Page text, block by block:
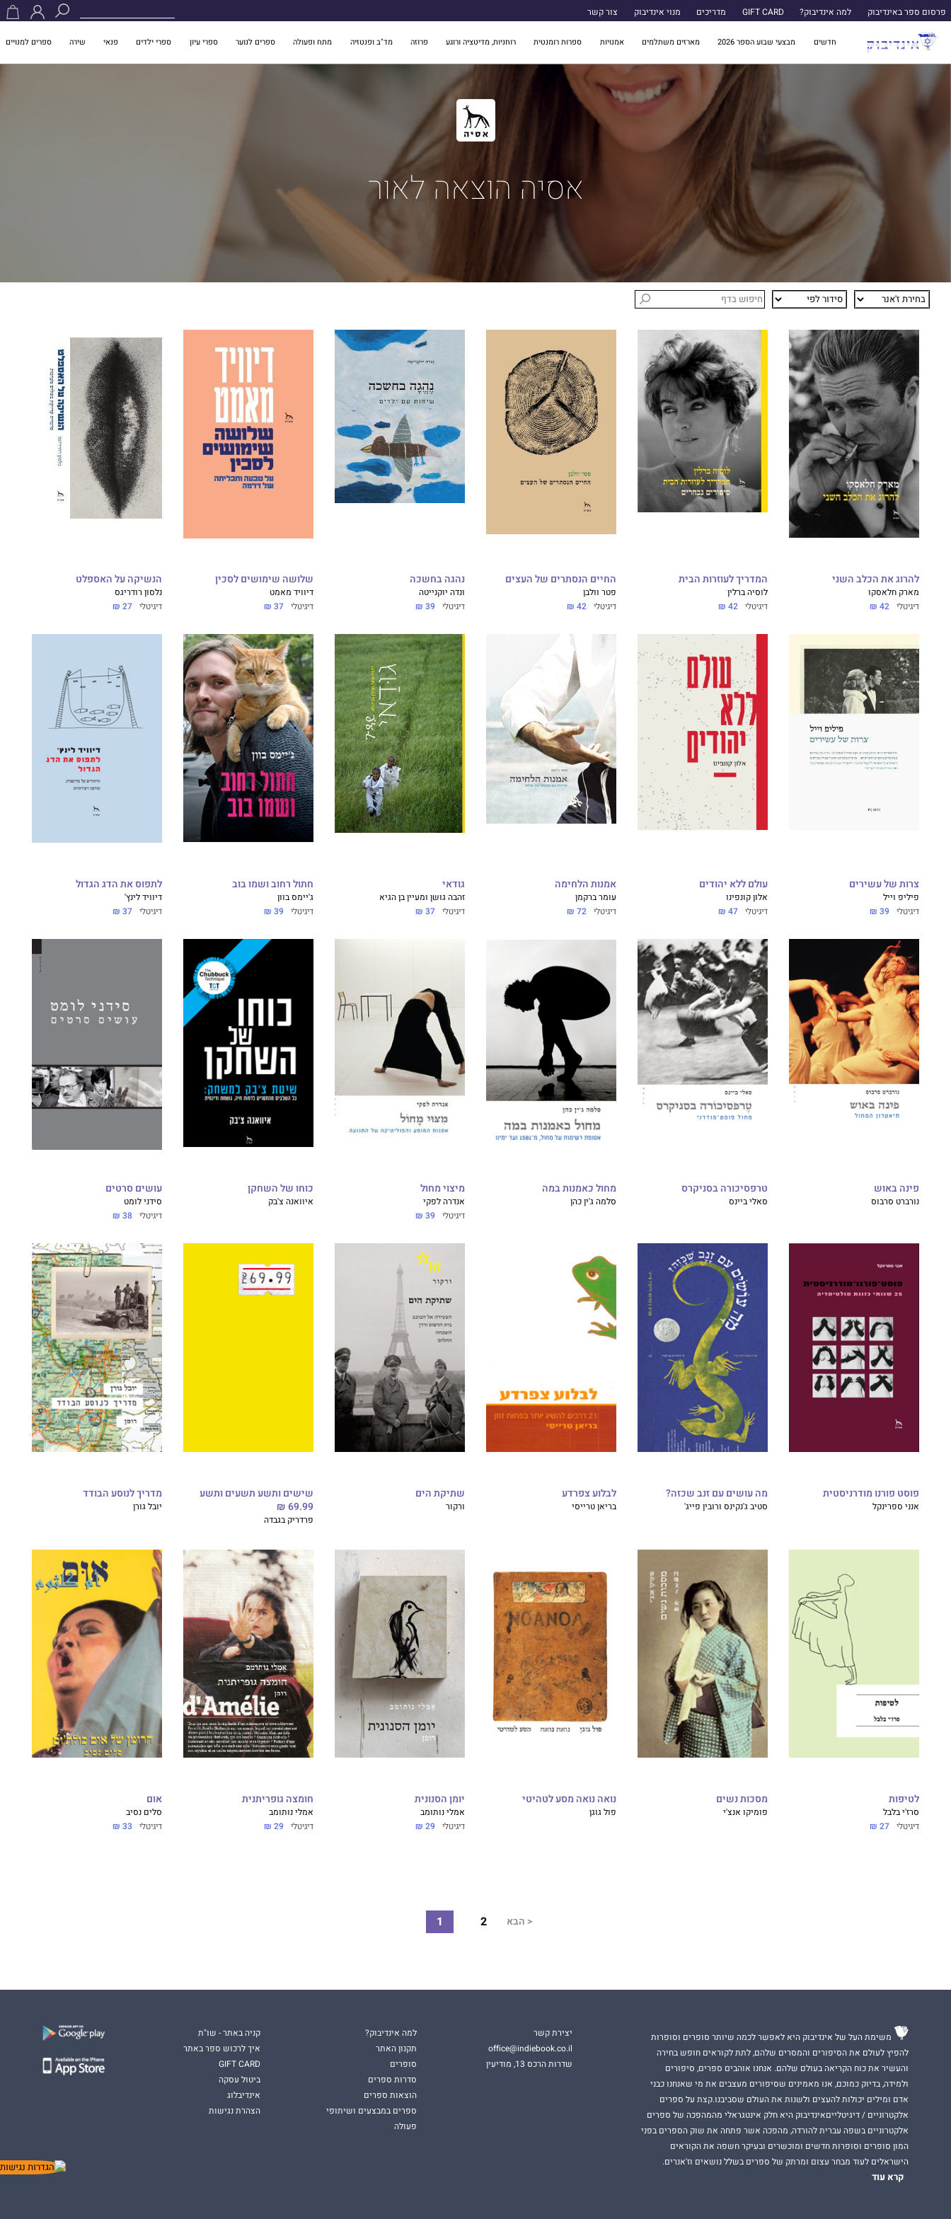
פרסום ספר באינדיבוק למה אינדיבוק? GIFT CARD מדריכים מנוי אינדיבוק צור קשר
חדשים מבצעי שבוע הספר 2026 מארזים משתלמים אמנויות ספרות רומנטית רוחניות, מדיטציה ורוגע פרוזה מד"ב ופנטזיה מתח ופעולה ספרים לנוער ספרי עיון ספרי ילדים פנאי שירה ספרים למנויים
אסיה הוצאה לאור
להרוג את הכלב השני
מארק חלאסקו
דיגיטלי 42 ₪
המדריך לעוזרות הבית
לוסיה ברלין
דיגיטלי 42 ₪
החיים הנסתרים של העצים
פטר וולבן
דיגיטלי 42 ₪
נהגה בחשכה
ונדה יוקנייטה
דיגיטלי 39 ₪
שלושה שימושים לסכין
דיוויד מאמט
דיגיטלי 37 ₪
הנשיקה על האספלט
נלסון רודריגס
דיגיטלי 27 ₪
צרות של עשירים
פיליפ וייל
דיגיטלי 39 ₪
עולם ללא יהודים
אלון קונפינו
דיגיטלי 47 ₪
אמנות הלחימה
עומר ברקמן
דיגיטלי 72 ₪
גודאי
זהבה גושן ומעיין בן הגיא
דיגיטלי 37 ₪
חתול רחוב ושמו בוב
ג'יימס בוון
דיגיטלי 39 ₪
לתפוס את הדג הגדול
דיוויד לינץ'
דיגיטלי 37 ₪
פינה באוש
נורברט סרבוס
טרפסיכורה בסניקרס
סאלי ביינס
מחול כאמנות במה
סלמה ג'ין כהן
מיצוי מחול
אנדרה לפקי
דיגיטלי 39 ₪
כוחו של השחקן
איוואנה צ'בק
עושים סרטים
סידני לומט
דיגיטלי 38 ₪
פוסט פורנו מודרניסטית
אנני ספרינקל
מה עושים עם זנב שכזה?
סטיב ג'נקינס ורובין פייג'
לבלוע צפרדע
בריאן טרייסי
שתיקת הים
ורקור
שישים ותשע תשעים ותשע
69.99 ₪
פרדריק בגבדה
מדריך לנוסע הבודד
יובל גורן
לטיפות
סרז'י בלבל
דיגיטלי 27 ₪
מסכות נשים
פומיקו אנצ'י
נואה נואה מסע לטהיטי
פול גוגן
יומן הסנונית
אמלי נותומב
דיגיטלי 29 ₪
חומצה גופריתנית
אמלי נותומב
דיגיטלי 29 ₪
אום
סלים נסיב
דיגיטלי 33 ₪
< הבא 2
1
משימת העל של אינדיבוק היא לאפשר לכמה שיותר סופרים וסופרות
להפיץ לעולם את הסיפורים והמסרים שלהם, לתת לקוראים חופש בחירה
והעשיר את כוח הקריאה בעולם שלהם. אנחנו אוהבים ספרים, סיפורים
ולמידה, בדיוק כמוכם, אנו מאמינים שסיפורים מעצבים את מי שאנחנו כבני
אדם ומילים יכולות להעצים ולשנות את העולם שסביבנו.קצת על ספרים
אלקטרוניים / דיגיטלייםאינדיבוק היא חלק אינטגראלי מהמהפכה של ספרים
אלקטרוניים בשפה עברית להורדה, מהפכה אשר פתחה את שוק הספרים בפני
המון סופרים וסופרות חדשים ומוכשרים ובעיקר חשפה את הקוראים
הישראלים לעוד מבחר עצום ומרתק של ספרים בשלל נושאים וז'אנרים.
קרא עוד
יצירת קשר
office@indiebook.co.il
שדרות הרכס 13, מודיעין
למה אינדיבוק?
תקנון האתר
סופרים
סדרות ספרים
הוצאות ספרים
ספרים במבצעים ושיתופי
פעולה
קניה באתר - שו"ת
איך לרכוש ספר באתר
GIFT CARD
ביטול עסקה
אינדיבלוג
הצהרת נגישות